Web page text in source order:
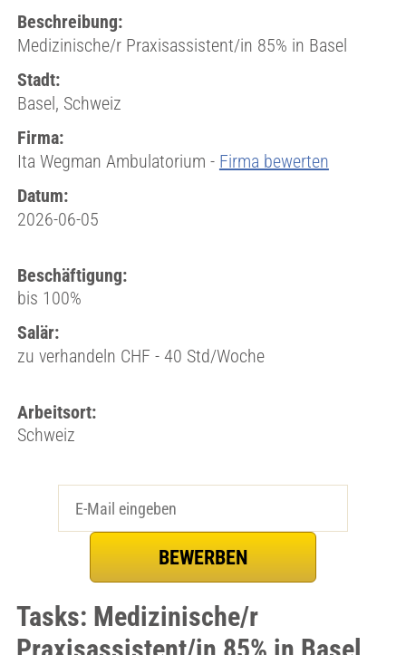
Beschreibung:
Medizinische/r Praxisassistent/in 85% in Basel
Stadt:
Basel, Schweiz
Firma:
Ita Wegman Ambulatorium - Firma bewerten
Datum:
2026-06-05
Beschäftigung:
bis 100%
Salär:
zu verhandeln CHF - 40 Std/Woche
Arbeitsort:
Schweiz
Tasks: Medizinische/r